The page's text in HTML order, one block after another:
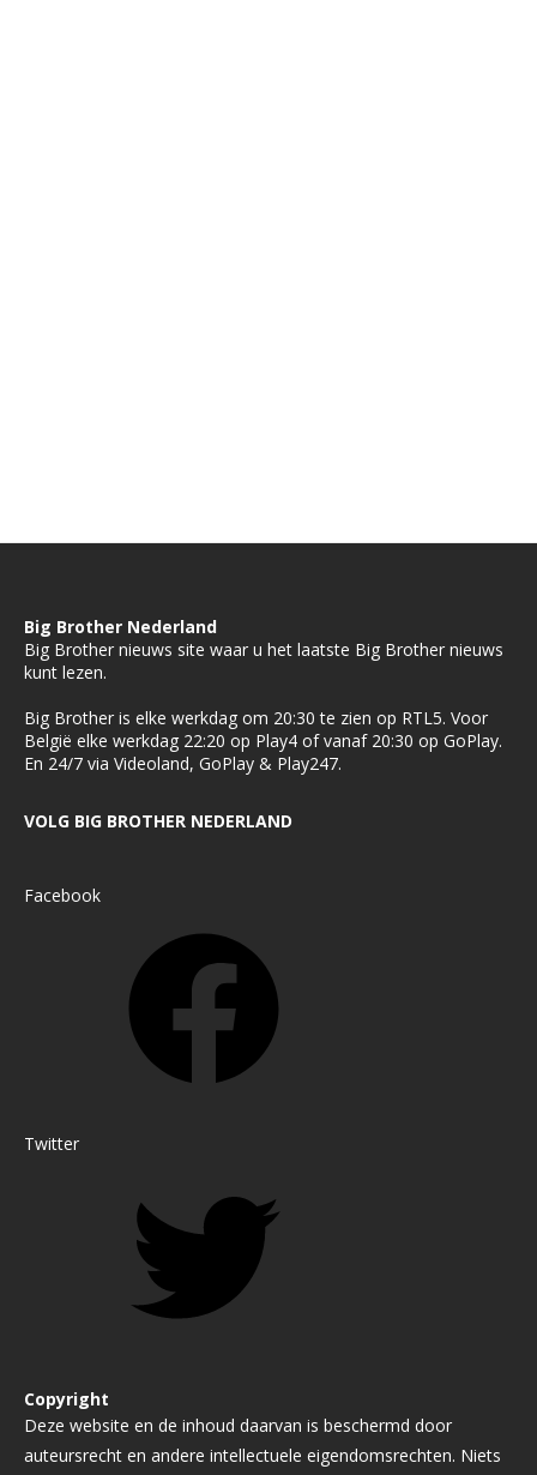
Big Brother Nederland
Big Brother nieuws site waar u het laatste Big Brother nieuws
kunt lezen.
Big Brother is elke werkdag om 20:30 te zien op RTL5. Voor
België elke werkdag 22:20 op Play4 of vanaf 20:30 op GoPlay.
En 24/7 via Videoland, GoPlay & Play247.
VOLG BIG BROTHER NEDERLAND
Facebook
Twitter
Copyright
Deze website en de inhoud daarvan is beschermd door
auteursrecht en andere intellectuele eigendomsrechten. Niets